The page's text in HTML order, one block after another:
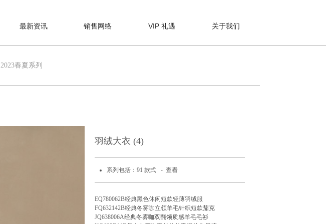
最新资讯 销售网络 VIP 礼遇 关于我们
2023春夏系列
羽绒大衣 (4)
系列包括：91 款式 - 查看
EQ780062B经典黑色休闲短款轻薄羽绒服
FQ632142B经典冬雾咖立领羊毛针织短款茄克
JQ638006A经典冬雾咖双翻领质感羊毛毛衫